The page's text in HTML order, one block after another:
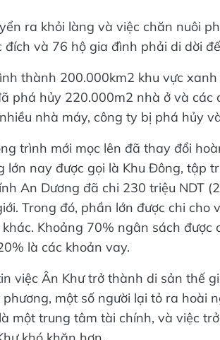
ra khỏi làng và việc chăn nuôi
đích và 76 hộ gia đình phải di dời
thành 200.000km2 khu vực xanh
phá hủy 220.000m2 nhà ở và
nhà máy, công ty bị phá hủy
trình mới mọc lên đã thay đổi
lớn nay được gọi là Khu Đông, tập
An Dương đã chi 230 triệu NDT
Trong đó, phần lớn được chi cho
khác. Khoảng 70% ngân sách được
là các khoản vay.
việc Ân Khư trở thành di sản thế
một số người lại tỏ ra hoài
một trung tâm tài chính, và việc
khó khăn hơn.